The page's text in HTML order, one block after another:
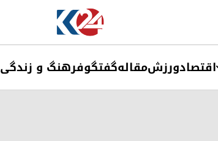
اقتصادورزشمقالهگفتگوفرهنگ و زندگی